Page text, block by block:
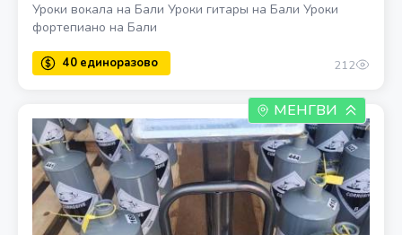
Уроки вокала на Бали Уроки гитары на Бали Уроки
фортепиано на Бали
212
МЕНГВИ